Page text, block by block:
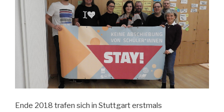
Ende 2018 trafen sich in Stuttgart erstmals